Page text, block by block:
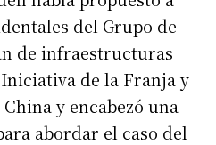
del Grupo de
de infraestructuras
de la Franja y
y encabezó una
abordar el caso del